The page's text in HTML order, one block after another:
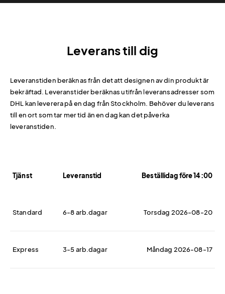
Leverans till dig
Leveranstiden beräknas från det att designen av din produkt är
bekräftad. Leveranstider beräknas utifrån leveransadresser som
DHL kan leverera på en dag från Stockholm. Behöver du leverans
till en ort som tar mer tid än en dag kan det påverka
leveranstiden.
Tjänst Leveranstid Beställidag före 14:00
Standard 6-8 arb.dagar Torsdag 2026-08-20
Express 3-5 arb.dagar Måndag 2026-08-17